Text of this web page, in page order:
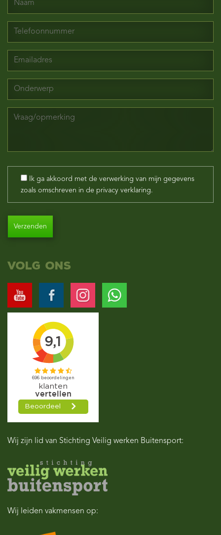
Ik ga akkoord met de verwerking van mijn gegevens
zoals omschreven in de privacy verklaring.
Alternative:
Volg ons
Wij zijn lid van Stichting Veilig werken Buitensport:
Wij leiden vakmensen op: